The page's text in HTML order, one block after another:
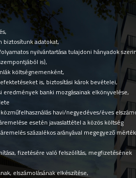
biztosítunk adatokat,
nyilvántartása tulajdoni hányadok
is),
költségnemenként,
is, biztosítási károk bevételei,
eredmények banki mozgásainak elkönyvelése,
havi/negyedéves/éves
esetén javaslattétel a közös költség
százalékos arányával megegyező
fizetésére való felszólítás, megfizetésének
elszámolásának elkészítése,